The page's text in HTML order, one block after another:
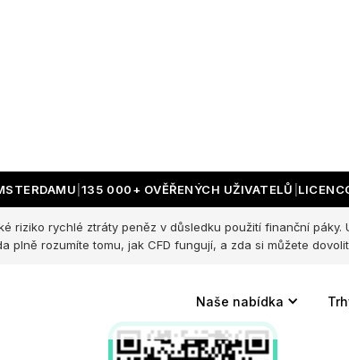
135 000+ OVĚŘENÝCH UŽIVATELŮ
riziko rychlé ztráty peněz v důsledku použití finanční
plně rozumíte tomu, jak CFD fungují, a zda si můžete
Naše nabídka
Scan the qr code
to install Change